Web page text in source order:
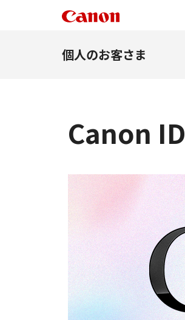
個人のお客さま
Canon ID